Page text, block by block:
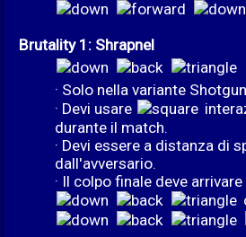
Brutality 1: Shrapnel
· Solo nella variante
· Devi usare
durante il match.
· Devi essere a distanza di
dall'avversario.
· Il colpo finale deve